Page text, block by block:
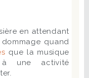
en attendant
quand
que la musique
une activité